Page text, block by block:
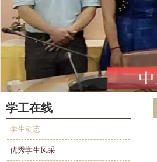
学工在线
学生动态
优秀学生风采